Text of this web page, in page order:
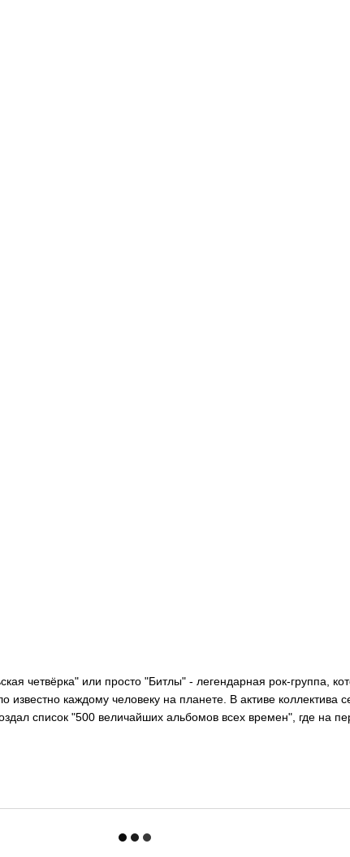
четвёрка" или просто "Битлы" - легендарная рок-группа,
известно каждому человеку на планете. В активе
список "500 величайших альбомов всех времен", где на